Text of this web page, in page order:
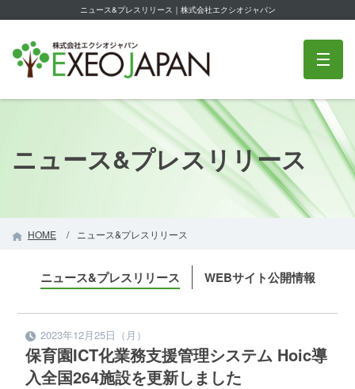
ニュース&プレスリリース｜株式会社エクシオジャパン
株式会社エクシオジャパン
ニュース&プレスリリース
HOME ニュース&プレスリリース
ニュース&プレスリリース WEBサイト公開情報
2023年12月25日（月）
保育園ICT化業務支援管理システム Hoic導
入全国264施設を更新しました